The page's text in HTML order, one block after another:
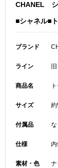
CHANEL
■シャネル■
ブランド
ライン
商品名
サイズ
付属品 な
仕様
素材・色